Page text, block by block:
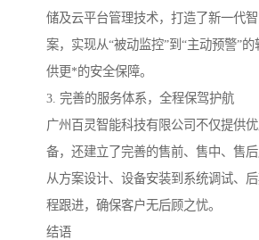
储及云平台管理技术，打造了新一代
案，实现从“被动监控”到“主动预警”
供更*的安全保障。
3. 完善的服务体系，全程保驾护航
广州百灵智能科技有限公司不仅提供
备，还建立了完善的售前、售中、售后
从方案设计、设备安装到系统调试、
程跟进，确保客户无后顾之忧。
结语